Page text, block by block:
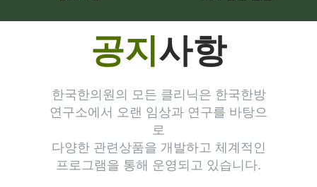
공지사항
한국한의원의 모든 클리닉은 한국한방
연구소에서 오랜 임상과 연구를 바탕으
로
다양한 관련상품을 개발하고 체계적인
프로그램을 통해 운영되고 있습니다.